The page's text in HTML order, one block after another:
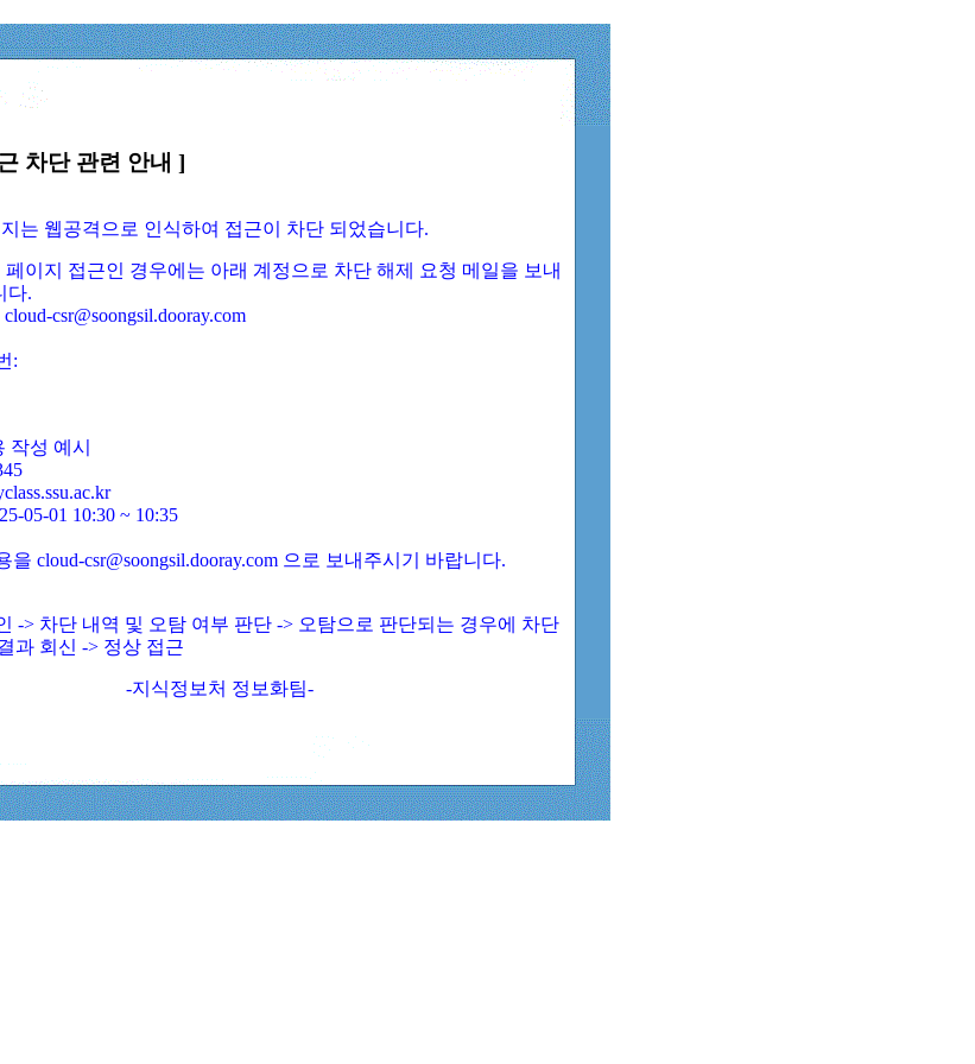
차단 관련 안내 ]
는 웹공격으로 인식하여 접근이 차단 되었습니다.
이지 접근인 경우에는 아래 계정으로 차단 해제 요청 메일을 보내
다.
csr@soongsil.dooray.com
:
작성 예시
05-01 10:30 ~ 10:35
을 cloud-csr@soongsil.dooray.com 으로 보내주시기 바랍니다.
-> 차단 내역 및 오탐 여부 판단 -> 오탐으로 판단되는 경우에 차단
과 회신 -> 정상 접근
-지식정보처 정보화팀-